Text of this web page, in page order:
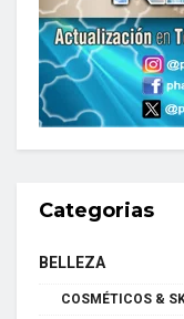
Categorias
BELLEZA
COSMÉTICOS &